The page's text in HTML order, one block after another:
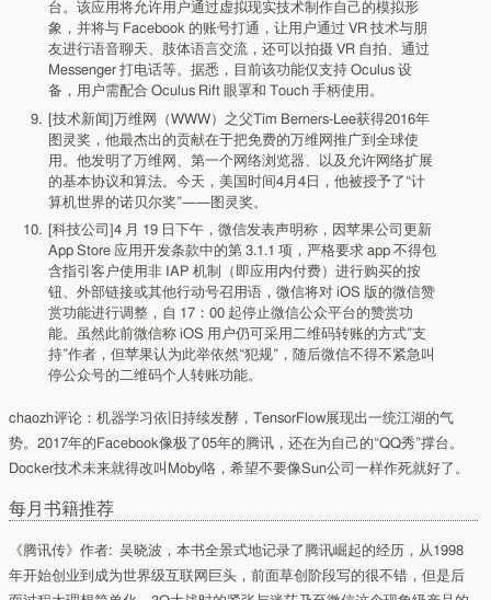
台。该应用将允许用户通过虚拟现实技术制作自己的模拟形
象，并将与 Facebook 的账号打通，让用户通过 VR 技术与朋
友进行语音聊天、肢体语言交流，还可以拍摄 VR 自拍、通过
Messenger 打电话等。据悉，目前该功能仅支持 Oculus 设
备，用户需配合 Oculus Rift 眼罩和 Touch 手柄使用。
[技术新闻]万维网（WWW）之父Tim Berners-Lee获得2016年
图灵奖，他最杰出的贡献在于把免费的万维网推广到全球使
用。他发明了万维网、第一个网络浏览器、以及允许网络扩展
的基本协议和算法。今天，美国时间4月4日，他被授予了“计
算机世界的诺贝尔奖”——图灵奖。
[科技公司]4 月 19 日下午，微信发表声明称，因苹果公司更新
App Store 应用开发条款中的第 3.1.1 项，严格要求 app 不得包
含指引客户使用非 IAP 机制（即应用内付费）进行购买的按
钮、外部链接或其他行动号召用语，微信将对 iOS 版的微信赞
赏功能进行调整，自 17：00 起停止微信公众平台的赞赏功
能。虽然此前微信称 iOS 用户仍可采用二维码转账的方式”支
持”作者，但苹果认为此举依然“犯规”，随后微信不得不紧急叫
停公众号的二维码个人转账功能。
chaozh评论：机器学习依旧持续发酵，TensorFlow展现出一统江湖的气
势。2017年的Facebook像极了05年的腾讯，还在为自己的“QQ秀”撑台。
Docker技术未来就得改叫Moby咯，希望不要像Sun公司一样作死就好了。
每月书籍推荐
《腾讯传》作者: 吴晓波，本书全景式地记录了腾讯崛起的经历，从1998
年开始创业到成为世界级互联网巨头，前面草创阶段写的很不错，但是后